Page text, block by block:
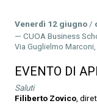
Venerdì 12 giugno /
CUOA Business
Via Guglielmo
EVENTO DI
Saluti
Filiberto Zovico ,